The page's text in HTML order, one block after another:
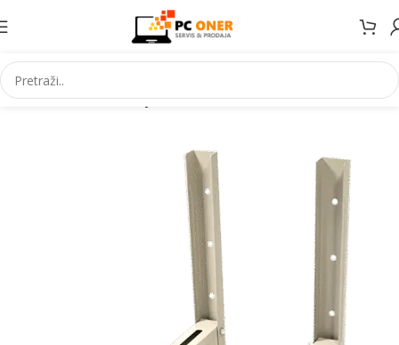
Početna Klima uređaji